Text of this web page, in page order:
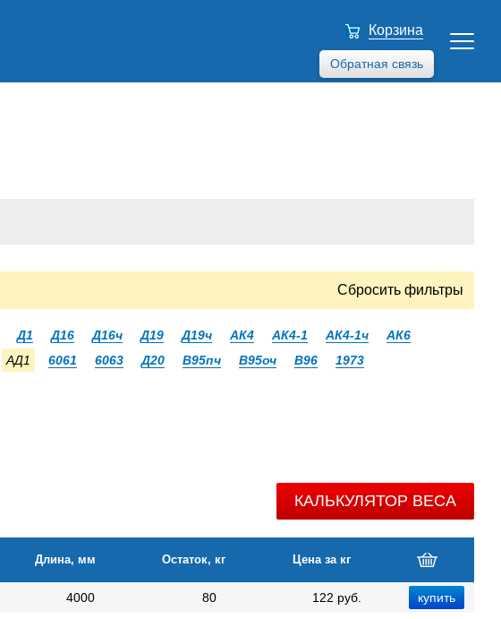
Обратная связь
Корзина
Сбросить фильтры
Д1 Д16 Д16ч Д19 Д19ч АК4 АК4-1 АК4-1ч
АК6
АД1 6061 6063 Д20 В95пч В95оч В96 1973
КАЛЬКУЛЯТОР ВЕСА
Длина, мм Остаток, кг Цена за кг
4000 80 122 руб.